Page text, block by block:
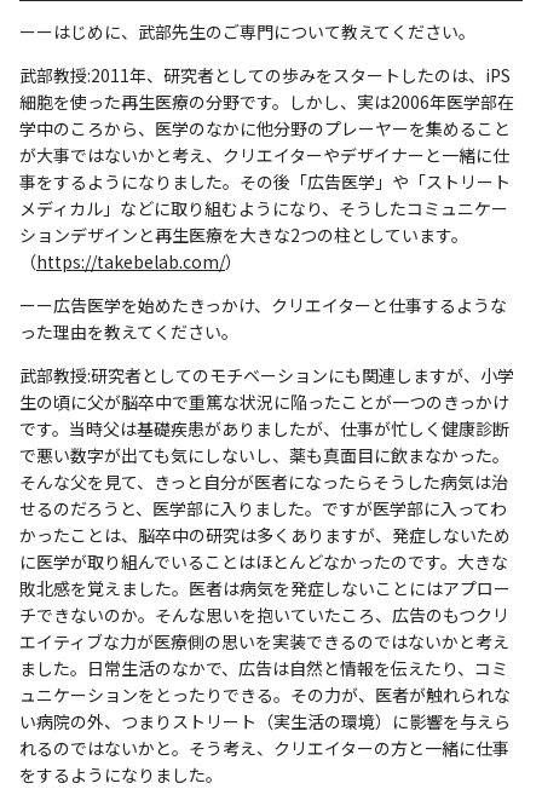
ーーはじめに、武部先生のご専門について教えてください。
武部教授:2011年、研究者としての歩みをスタートしたのは、iPS
細胞を使った再生医療の分野です。しかし、実は2006年医学部在
学中のころから、医学のなかに他分野のプレーヤーを集めること
が大事ではないかと考え、クリエイターやデザイナーと一緒に仕
事をするようになりました。その後「広告医学」や「ストリート
メディカル」などに取り組むようになり、そうしたコミュニケー
ションデザインと再生医療を大きな2つの柱としています。
（https://takebelab.com/）
ーー広告医学を始めたきっかけ、クリエイターと仕事するような
った理由を教えてください。
武部教授:研究者としてのモチベーションにも関連しますが、小学
生の頃に父が脳卒中で重篤な状況に陥ったことが一つのきっかけ
です。当時父は基礎疾患がありましたが、仕事が忙しく健康診断
で悪い数字が出ても気にしないし、薬も真面目に飲まなかった。
そんな父を見て、きっと自分が医者になったらそうした病気は治
せるのだろうと、医学部に入りました。ですが医学部に入ってわ
かったことは、脳卒中の研究は多くありますが、発症しないため
に医学が取り組んでいることはほとんどなかったのです。大きな
敗北感を覚えました。医者は病気を発症しないことにはアプロー
チできないのか。そんな思いを抱いていたころ、広告のもつクリ
エイティブな力が医療側の思いを実装できるのではないかと考え
ました。日常生活のなかで、広告は自然と情報を伝えたり、コミ
ュニケーションをとったりできる。その力が、医者が触れられな
い病院の外、つまりストリート（実生活の環境）に影響を与えら
れるのではないかと。そう考え、クリエイターの方と一緒に仕事
をするようになりました。